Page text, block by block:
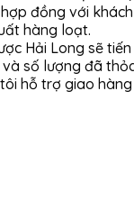
đồng với
hàng loạt.
Hải Long sẽ
số lượng đã
hỗ trợ giao